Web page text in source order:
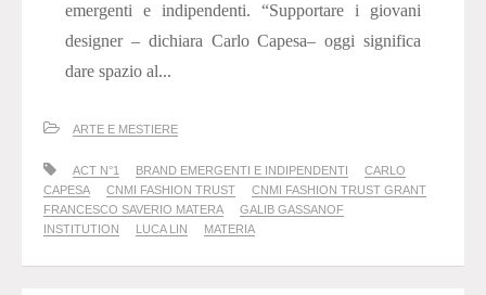
emergenti e indipendenti. “Supportare i giovani
designer – dichiara Carlo Capesa– oggi significa
dare spazio al...
ARTE E MESTIERE
ACT N°1 BRAND EMERGENTI E INDIPENDENTI
CARLO
CAPESA
CNMI FASHION TRUST
CNMI FASHION TRUST GRANT
FRANCESCO SAVERIO MATERA
GALIB GASSANOF
INSTITUTION
LUCA LIN MATERIA